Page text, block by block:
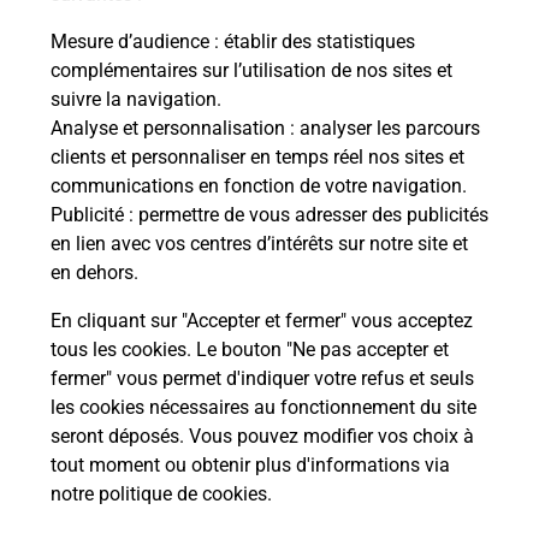
Mesure d’audience : établir des statistiques
complémentaires sur l’utilisation de nos sites et
suivre la navigation.
Analyse et personnalisation : analyser les parcours
clients et personnaliser en temps réel nos sites et
communications en fonction de votre navigation.
Publicité : permettre de vous adresser des publicités
en lien avec vos centres d’intérêts sur notre site et
en dehors.
En cliquant sur "Accepter et fermer" vous acceptez
tous les cookies. Le bouton "Ne pas accepter et
fermer" vous permet d'indiquer votre refus et seuls
les cookies nécessaires au fonctionnement du site
seront déposés. Vous pouvez modifier vos choix à
tout moment ou obtenir plus d'informations via
notre politique de cookies.
Souscrire à la téléassistance
Besoin d’un système de téléassistance à l’intérieur
et/ou à l’extérieur de votre domicile ? Découvrez
les offres téléalarme dans votre bureau de Poste à
VOLMUNSTER.
Moselle VOLMUNSTER